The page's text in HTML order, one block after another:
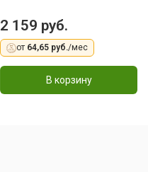
2 159 руб.
от 64,65 руб./мес
В корзину